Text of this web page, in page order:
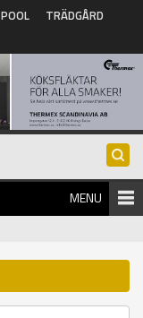
POOL
TRÄDGÅRD
MENU